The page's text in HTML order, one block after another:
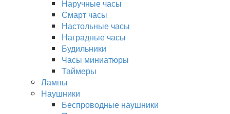
Наручные часы
Смарт часы
Настольные часы
Наградные часы
Будильники
Часы миниатюры
Таймеры
Лампы
Наушники
Беспроводные наушники